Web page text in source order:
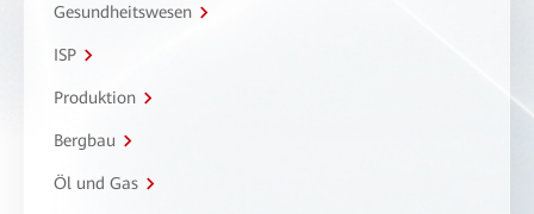
Gesundheitswesen
ISP
Produktion
Bergbau
Öl und Gas